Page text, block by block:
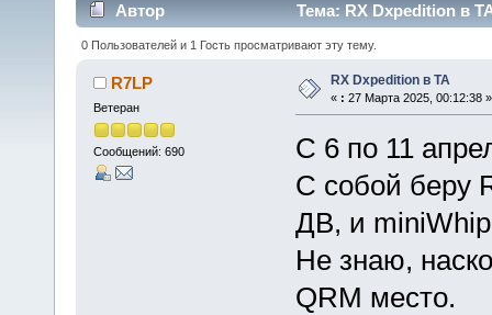
Автор Тема: RX Dxpedition в
0 Пользователей и 1 Гость просматривают эту тему.
R7LP
Ветеран
Сообщений: 690
RX Dxpedition в TA
« : 27 Марта 2025, 00:12:38 »
С 6 по 11
С собой беру
ДВ, и miniWhip
Не знаю,
QRM место.